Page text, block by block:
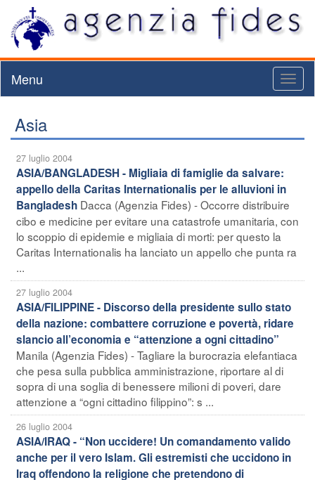
Menu
Asia
27 luglio 2004
ASIA/BANGLADESH - Migliaia di famiglie da salvare:
appello della Caritas Internationalis per le alluvioni in
Bangladesh Dacca (Agenzia Fides) - Occorre distribuire
cibo e medicine per evitare una catastrofe umanitaria, con
lo scoppio di epidemie e migliaia di morti: per questo la
Caritas Internationalis ha lanciato un appello che punta ra
...
27 luglio 2004
ASIA/FILIPPINE - Discorso della presidente sullo stato
della nazione: combattere corruzione e povertà, ridare
slancio all’economia e “attenzione a ogni cittadino”
Manila (Agenzia Fides) - Tagliare la burocrazia elefantiaca
che pesa sulla pubblica amministrazione, riportare al di
sopra di una soglia di benessere milioni di poveri, dare
attenzione a “ogni cittadino filippino”: s ...
26 luglio 2004
ASIA/IRAQ - “Non uccidere! Un comandamento valido
anche per il vero Islam. Gli estremisti che uccidono in
Iraq offendono la religione che pretendono di